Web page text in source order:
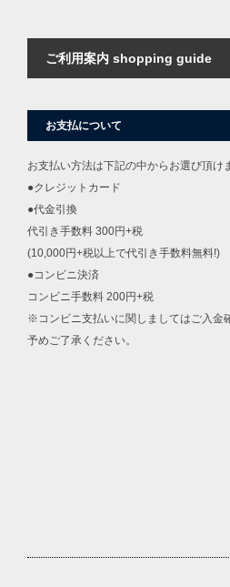
ご利用案内 shopping guide
お支払について
お支払い方法は下記の中からお選び頂け
●クレジットカード
●代金引換
代引き手数料 300円+税
(10,000円+税以上で代引き手数料無料!)
●コンビニ決済
コンビニ手数料 200円+税
※コンビニ支払いに関しましてはご入金
予めご了承ください。